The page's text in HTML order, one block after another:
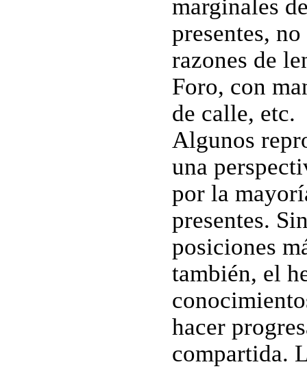
marginales
presentes,
razones de
Foro, con
de calle, etc.
Algunos
una
por la
presentes.
posiciones
también, el
hacer
compartida.